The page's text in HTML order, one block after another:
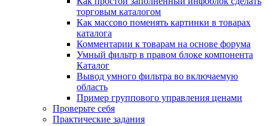
торговым каталогом
Как массово поменять картинки в товарах
каталога
Комментарии к товарам на основе форума
Умный фильтр в правом блоке компонента
Каталог
Вывод умного фильтра во включаемую
область
Пример группового управления ценами
Проверьте себя
Практические задания